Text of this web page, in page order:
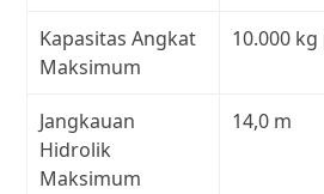
Kapasitas Angkat
Maksimum
10.000
Jangkauan
Hidrolik
Maksimum
14,0 m